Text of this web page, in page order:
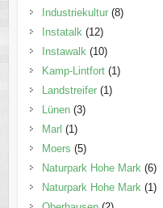
Industriekultur(8)
Instatalk (12)
Instawalk (10)
Kamp-Lintfort(1)
Landstreifer(1)
Lünen(3)
Marl (1)
Moers (5)
Naturpark Hohe Mark (6)
Naturpark Hohe Mark (1)